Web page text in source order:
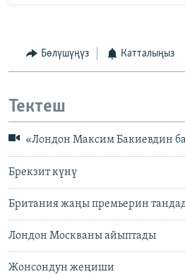
Бөлүшүңүз Катталыңыз
Тектеш
«Лондон Максим Бакиевдин
Брекзит күнү
Британия жаңы премьерин
Лондон Москваны айыптады
Жонсондун жеңиши